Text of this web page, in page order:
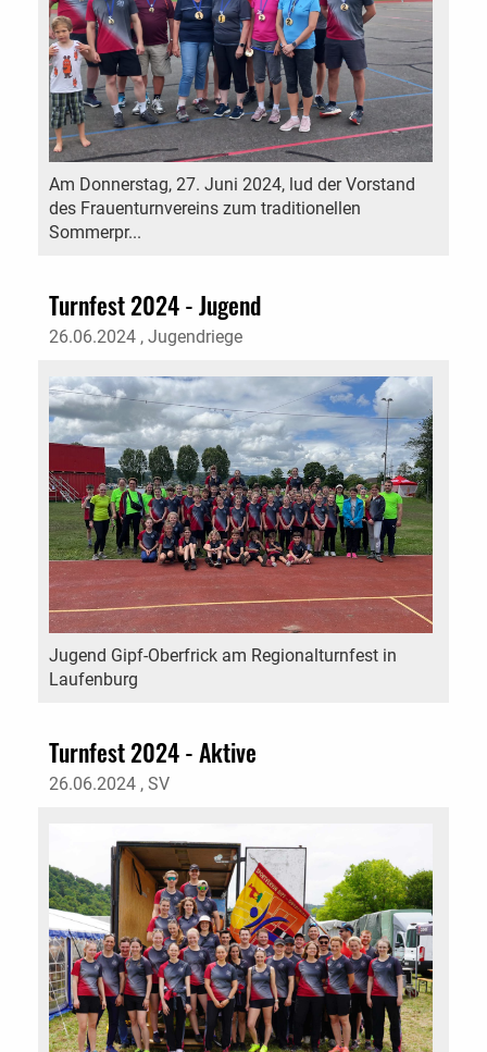
Am Donnerstag, 27. Juni 2024, lud der Vorstand
des Frauenturnvereins zum traditionellen
Sommerpr...
Turnfest 2024 - Jugend
26.06.2024 , Jugendriege
Jugend Gipf-Oberfrick am Regionalturnfest in
Laufenburg
Turnfest 2024 - Aktive
26.06.2024 , SV